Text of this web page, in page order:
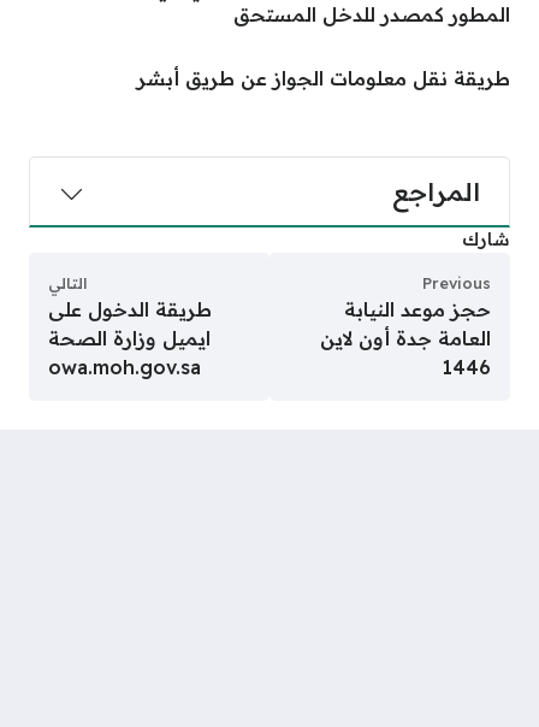
المطور كمصدر للدخل المستحق
طريقة نقل معلومات الجواز عن طريق أبشر
المراجع
شارك
Previous
حجز موعد النيابة
العامة جدة أون لاين
1446
التالي
طريقة الدخول على
ايميل وزارة الصحة
owa.moh.gov.sa